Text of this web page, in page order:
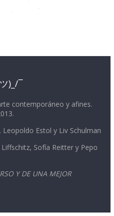
)_/¯
contemporáneo y afines.
Leopoldo Estol y Liv Schulman
Sofía Reitter y Pepo
Y DE UNA MEJOR